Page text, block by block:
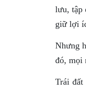
lưu, tập
giữ lợi
Nhưng
đó, mọi
Trái